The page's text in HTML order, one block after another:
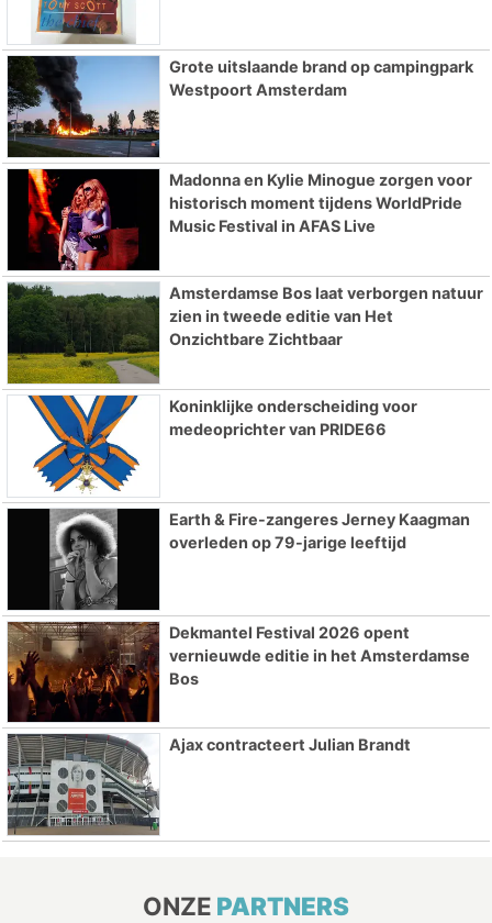
Grote uitslaande brand op campingpark
Westpoort Amsterdam
Madonna en Kylie Minogue zorgen voor
historisch moment tijdens WorldPride
Music Festival in AFAS Live
Amsterdamse Bos laat verborgen natuur
zien in tweede editie van Het
Onzichtbare Zichtbaar
Koninklijke onderscheiding voor
medeoprichter van PRIDE66
Earth & Fire-zangeres Jerney Kaagman
overleden op 79-jarige leeftijd
Dekmantel Festival 2026 opent
vernieuwde editie in het Amsterdamse
Bos
Ajax contracteert Julian Brandt
ONZE PARTNERS